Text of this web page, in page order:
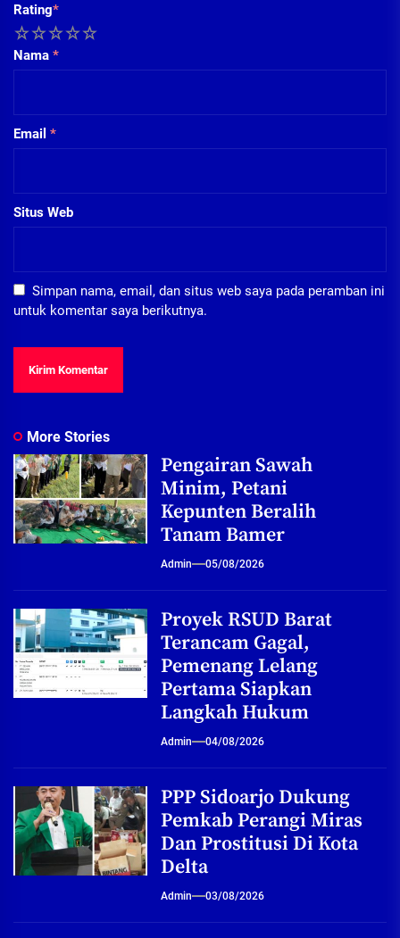
Rating*
5
4
3
2
Nama *
Email *
Situs Web
Simpan nama, email, dan situs web saya pada peramban ini
untuk komentar saya berikutnya.
More Stories
Pengairan Sawah
Minim, Petani
Kepunten Beralih
Tanam Bamer
Admin 05/08/2026
Proyek RSUD Barat
Terancam Gagal,
Pemenang Lelang
Pertama Siapkan
Langkah Hukum
Admin 04/08/2026
PPP Sidoarjo Dukung
Pemkab Perangi Miras
Dan Prostitusi Di Kota
Delta
Admin 03/08/2026